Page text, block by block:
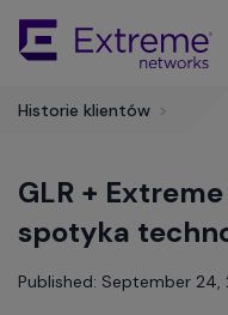
Main
Historie klientów >
GLR +
spotyka
Published: September 24,